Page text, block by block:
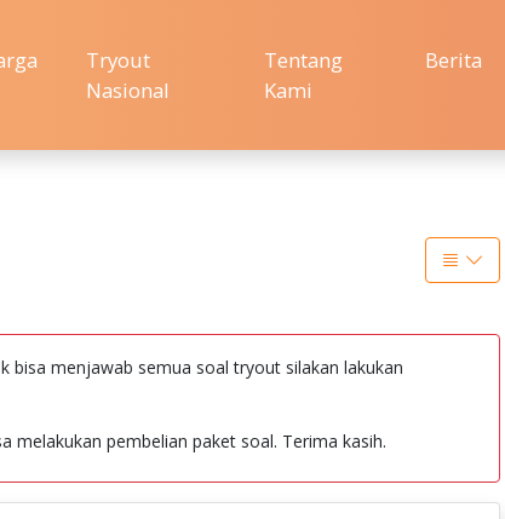
Tryout
Nasional
Tentang
Kami
Berita
bisa menjawab semua soal tryout silakan lakukan
melakukan pembelian paket soal. Terima kasih.